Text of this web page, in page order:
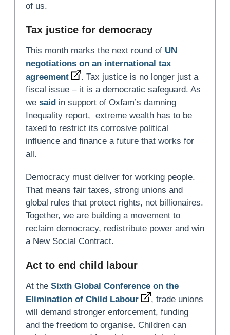
of us.
Tax justice for democracy
This month marks the next round of UN
negotiations on an international tax
agreement
. Tax justice is no longer just a
fiscal issue – it is a democratic safeguard. As
we saidin support of Oxfam’s damning
Inequality report, extreme wealth has to be
taxed to restrict its corrosive political
influence and finance a future that works for
all.
Democracy must deliver for working people.
That means fair taxes, strong unions and
global rules that protect rights, not billionaires.
Together, we are building a movement to
reclaim democracy, redistribute power and win
a New Social Contract.
Act to end child labour
At the Sixth Global Conference on the
Elimination of Child Labour
, trade unions
will demand stronger enforcement, funding
and the freedom to organise. Children can